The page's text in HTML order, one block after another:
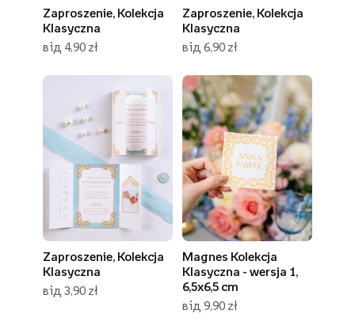
Zaproszenie, Kolekcja
Klasyczna
від 4,90 zł
Zaproszenie, Kolekcja
Klasyczna
від 6,90 zł
Zaproszenie, Kolekcja
Klasyczna
від 3,90 zł
Magnes Kolekcja
Klasyczna - wersja 1,
6,5x6,5 cm
від 9,90 zł